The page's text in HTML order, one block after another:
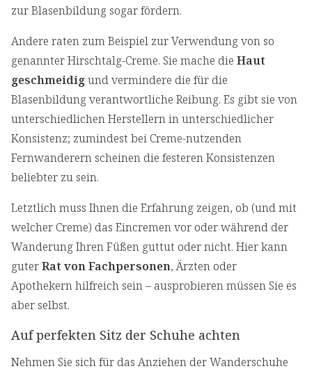
zur Blasenbildung sogar fördern.
Andere raten zum Beispiel zur Verwendung von so
genannter Hirschtalg-Creme. Sie mache die Haut
geschmeidigund vermindere die für die
Blasenbildung verantwortliche Reibung. Es gibt sie von
unterschiedlichen Herstellern in unterschiedlicher
Konsistenz; zumindest bei Creme-nutzenden
Fernwanderern scheinen die festeren Konsistenzen
beliebter zu sein.
Letztlich muss Ihnen die Erfahrung zeigen, ob (und mit
welcher Creme) das Eincremen vor oder während der
Wanderung Ihren Füßen guttut oder nicht. Hier kann
guterRat von Fachpersonen, Ärzten oder
Apothekern hilfreich sein – ausprobieren müssen Sie es
aber selbst.
Auf perfekten Sitz der Schuhe achten
Nehmen Sie sich für das Anziehen der Wanderschuhe